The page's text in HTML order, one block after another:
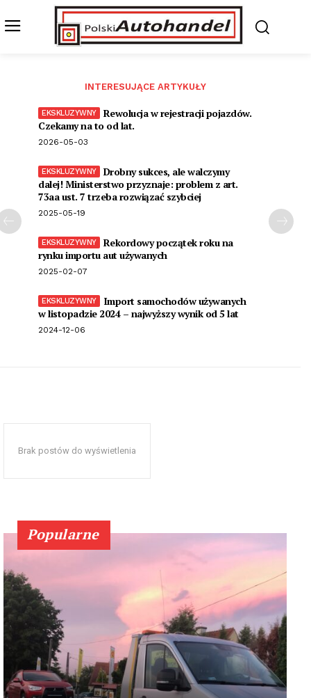
INTERESUJĄCE ARTYKUŁY
Rewolucja w rejestracji pojazdów.
Czekamy na to od lat.
2026-05-03
Drobny sukces, ale walczymy
dalej! Ministerstwo przyznaje: problem z art.
73aa ust. 7 trzeba rozwiązać szybciej
2025-05-19
Rekordowy początek roku na
rynku importu aut używanych
2025-02-07
Import samochodów używanych
w listopadzie 2024 – najwyższy wynik od 5 lat
2024-12-06
Brak postów do wyświetlenia
Popularne